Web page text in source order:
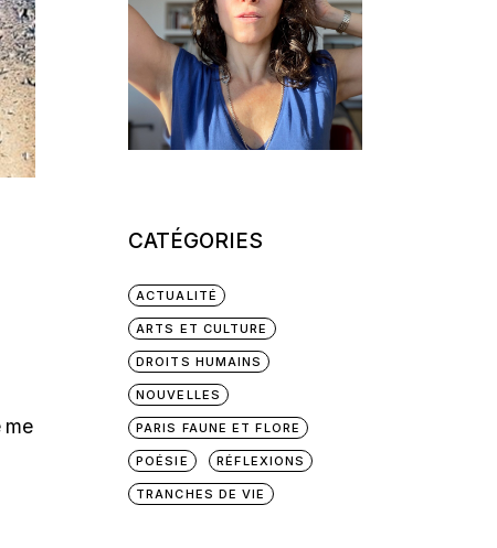
me
CATÉGORIES
ACTUALITÉ
ARTS ET CULTURE
DROITS HUMAINS
NOUVELLES
PARIS FAUNE ET FLORE
POÉSIE RÉFLEXIONS
TRANCHES DE VIE